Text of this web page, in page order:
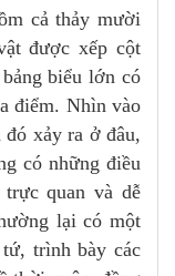
cả thảy mười
được xếp cột
biểu lớn có
điểm. Nhìn vào
xảy ra ở đâu,
có những điều
quan và dễ
lại có một
trình bày các